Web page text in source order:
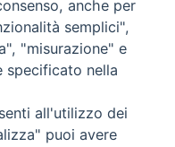
anche per
semplici",
"misurazione" e
specificato nella
all'utilizzo dei
puoi avere